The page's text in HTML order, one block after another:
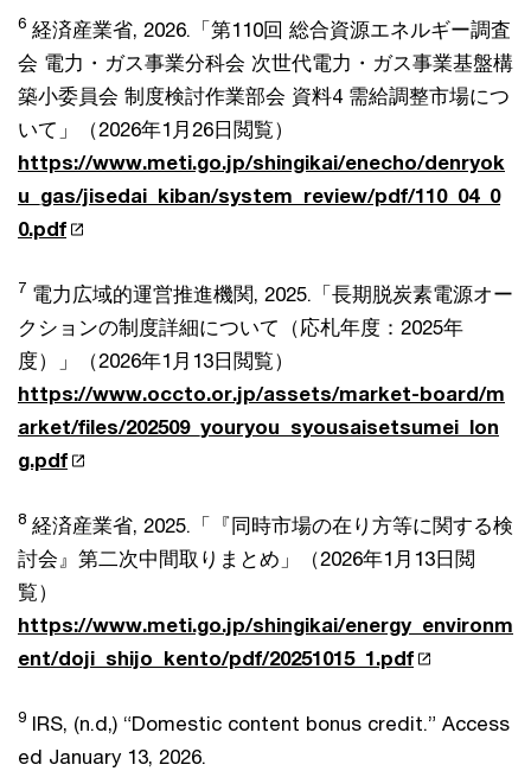
6 経済産業省, 2026.「第110回 総合資源エネルギー調査
会 電力・ガス事業分科会 次世代電力・ガス事業基盤構
築小委員会 制度検討作業部会 資料4 需給調整市場につ
いて」（2026年1月26日閲覧）
https://www.meti.go.jp/shingikai/enecho/denryok
u_gas/jisedai_kiban/system_review/pdf/110_04_0
0.pdf
7 電力広域的運営推進機関, 2025.「長期脱炭素電源オー
クションの制度詳細について（応札年度：2025年
度）」（2026年1月13日閲覧）
https://www.occto.or.jp/assets/market-board/m
arket/files/202509_youryou_syousaisetsumei_lon
g.pdf
8 経済産業省, 2025.「『同時市場の在り方等に関する検
討会』第二次中間取りまとめ」（2026年1月13日閲
覧）
https://www.meti.go.jp/shingikai/energy_environm
ent/doji_shijo_kento/pdf/20251015_1.pdf
9 IRS, (n.d,) “Domestic content bonus credit.” Access
ed January 13, 2026.